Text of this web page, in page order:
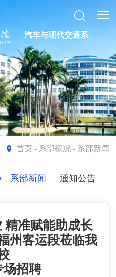
汽车与现代交通系
首页- 系部概况 - 系部新闻
系部新闻 通知公告
精准赋能助成长
客运段莅临我
场招聘